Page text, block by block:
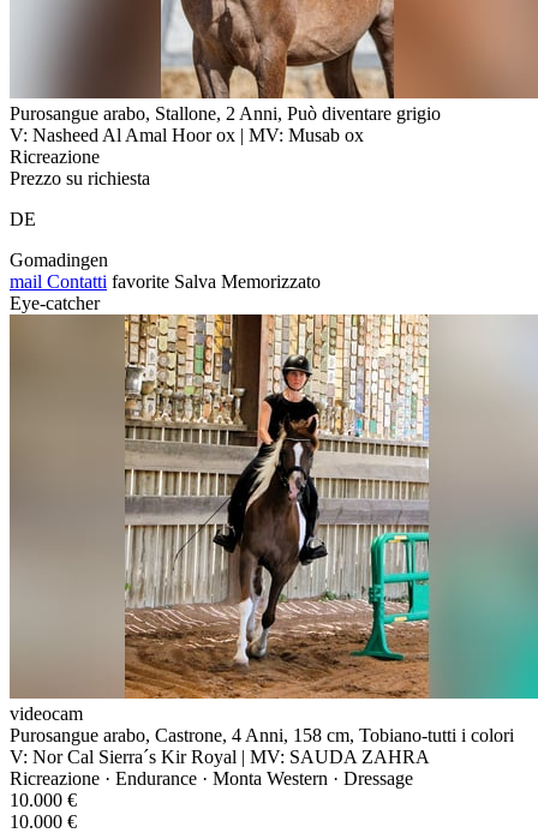
Purosangue arabo, Stallone, 2 Anni, Può diventare grigio
V: Nasheed Al Amal Hoor ox | MV: Musab ox
Ricreazione
Prezzo su richiesta
DE
Gomadingen
mail Contatti favorite Salva Memorizzato
Eye-catcher
videocam
Purosangue arabo, Castrone, 4 Anni, 158 cm, Tobiano-tutti i colori
V: Nor Cal Sierra´s Kir Royal | MV: SAUDA ZAHRA
Ricreazione · Endurance · Monta Western · Dressage
10.000 €
10.000 €